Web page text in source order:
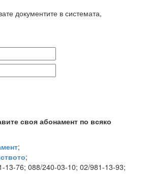
документите в системата,
своя абонамент по всяко
;
;
13-76; 088/240-03-10; 02/981-13-93;